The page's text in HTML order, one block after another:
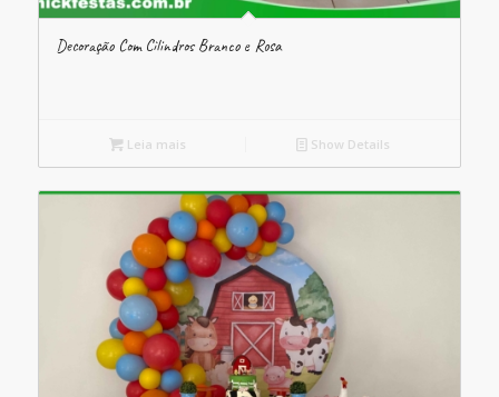
Decoração Com Cilindros Branco e Rosa
Leia mais Show Details